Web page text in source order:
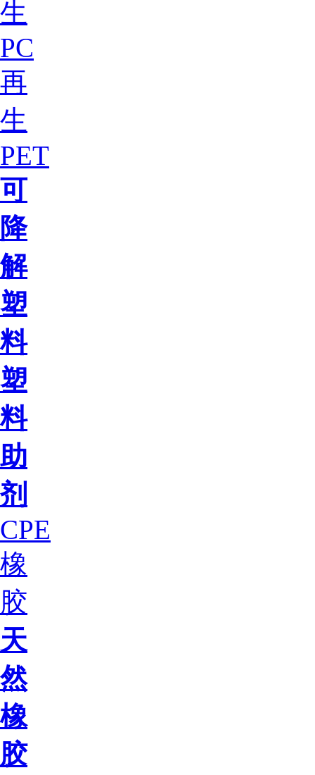
生
PC
再
生
PET
可
降
解
塑
料
塑
料
助
剂
CPE
橡
胶
天
然
橡
胶